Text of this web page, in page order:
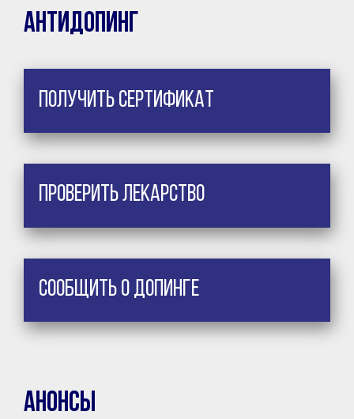
Антидопинг
Получить сертификат
Проверить лекарство
Сообщить о допинге
Анонсы